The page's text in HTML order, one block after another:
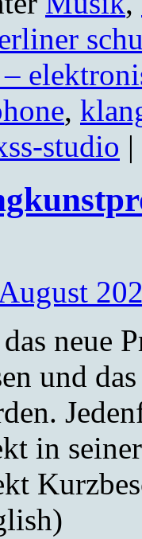
,
studio |
neue
und
in